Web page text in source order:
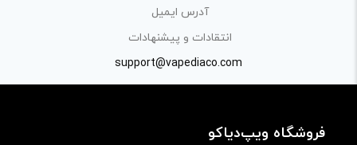
در نظر داشته باشید هدف نهایی از ارائه‌ی نظر درباره‌ی کالا
ارائه‌ی اطلاعات مشخص و دقیق برای راهنمایی سایر کاربران در
فرآیند خرید یک محصول توسط ایشان است.
با توجه به ساختار بخش نظرات، از پرسیدن سوال یا درخواست
«پرسش و پاسخ» مطرح کنید.
آدرس ایمیل
انتقادات و پیشنهادات
support@vapediaco.com
فروشگاه ویپ‌دیاکو